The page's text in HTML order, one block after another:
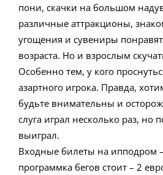
пони, скачки на большом
различные аттракционы,
угощения и сувениры
возраста. Но и взрослым
Особенно тем, у кого
азартного игрока. Правда,
будьте внимательны и
слуга играл несколько раз, но
выиграл.
Входные билеты на ипподром
программка бегов стоит – 2